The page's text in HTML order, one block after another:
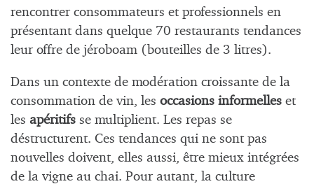
rencontrer consommateurs et professionnels en
présentant dans quelque 70 restaurants tendances
leur offre de jéroboam (bouteilles de 3 litres).
Dans un contexte de modération croissante de la
consommation de vin, les occasions informelles et
les apéritifs se multiplient. Les repas se
déstructurent. Ces tendances qui ne sont pas
nouvelles doivent, elles aussi, être mieux intégrées
de la vigne au chai. Pour autant, la culture